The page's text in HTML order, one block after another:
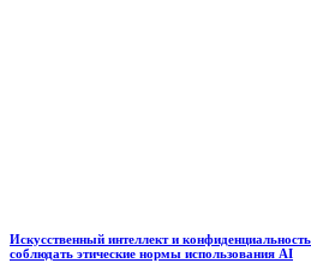
Искусственный интеллект и
соблюдать этические нормы использования AI